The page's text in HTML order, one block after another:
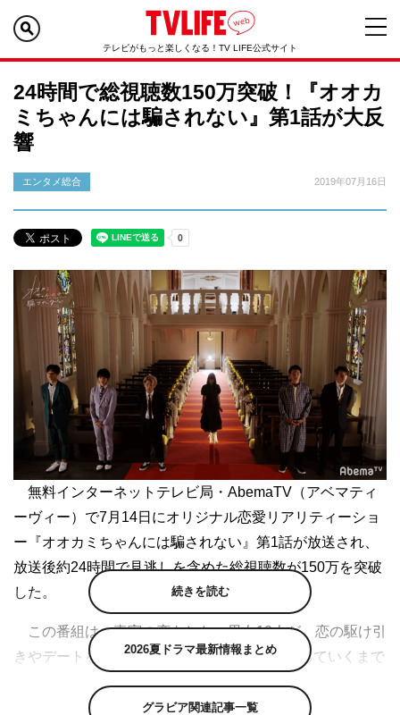
テレビがもっと楽しくなる！TV LIFE公式サイト
24時間で総視聴数150万突破！『オオカ
ミちゃんには騙されない』第1話が大反
響
エンタメ総合 2019年07月16日
無料インターネットテレビ局・AbemaTV（アベマティ
ーヴィー）で7月14日にオリジナル恋愛リアリティーショ
ー『オオカミちゃんには騙されない』第1話が放送され、
放送後約24時間で見逃しを含めた総視聴数が150万を突破
した。
この番組は、真実の恋をしたい男女10人が、恋の駆け引
きやデートを繰り返しながら、本気の恋に落ちていくまで
ーズは、2017年2月の「オオカミくんには騙されない♡」
続きを読む
2026夏ドラマ最新情報まとめ
グラビア関連記事一覧